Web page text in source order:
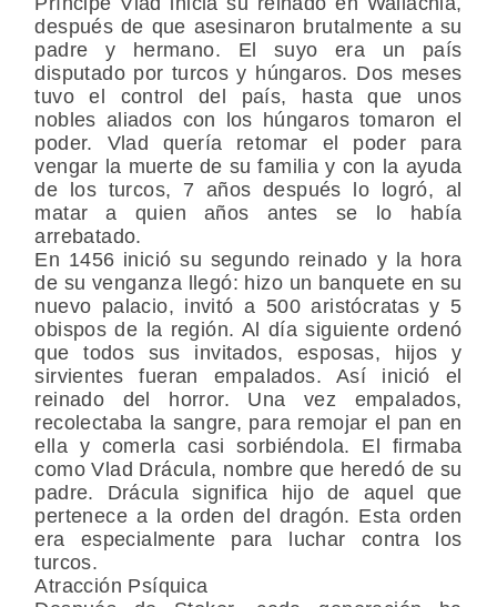
después de que asesinaron brutalmente a su
padre y hermano. El suyo era un país
disputado por turcos y húngaros. Dos meses
tuvo el control del país, hasta que unos
nobles aliados con los húngaros tomaron el
poder. Vlad quería retomar el poder para
vengar la muerte de su familia y con la ayuda
de los turcos, 7 años después lo logró, al
matar a quien años antes se lo había
arrebatado.
En 1456 inició su segundo reinado y la hora
de su venganza llegó: hizo un banquete en su
nuevo palacio, invitó a 500 aristócratas y 5
obispos de la región. Al día siguiente ordenó
que todos sus invitados, esposas, hijos y
sirvientes fueran empalados. Así inició el
reinado del horror. Una vez empalados,
recolectaba la sangre, para remojar el pan en
ella y comerla casi sorbiéndola. El firmaba
como Vlad Drácula, nombre que heredó de su
padre. Drácula significa hijo de aquel que
pertenece a la orden del dragón. Esta orden
era especialmente para luchar contra los
turcos.
Atracción Psíquica